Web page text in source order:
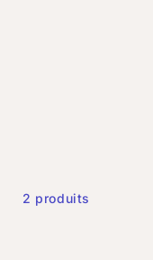
2 produits